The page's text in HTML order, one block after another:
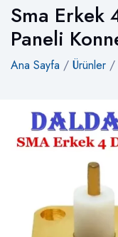
Sma Erkek
Paneli
Ana Sayfa / Ürünler /